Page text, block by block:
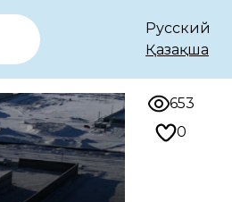
Русский
Қазақша
653
0